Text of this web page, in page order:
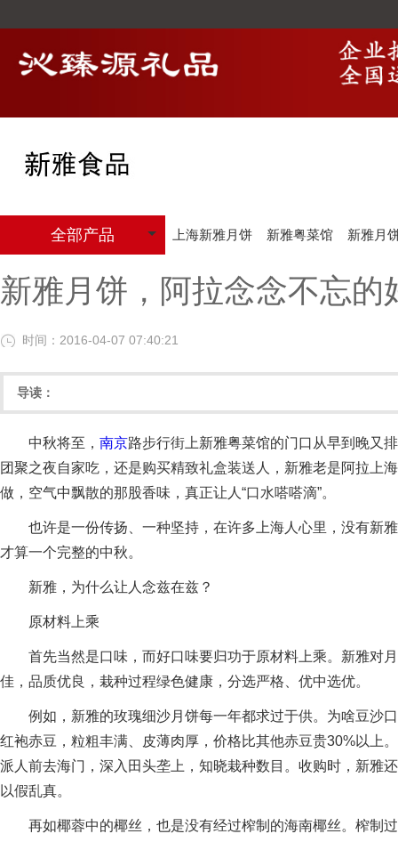
全部产品 上海新雅月饼 新雅粤菜馆 新雅月
新雅月饼，阿拉念念不忘的
时间：2016-04-07 07:40:21
导读：
中秋将至， 南京路步行街上新雅粤菜馆的门口从早到晚又
团聚之夜自家吃，还是购买精致礼盒装送人，新雅老是阿拉上
做，空气中飘散的那股香味，真正让人“口水嗒嗒滴”。
也许是一份传扬、一种坚持，在许多上海人心里，没有新
才算一个完整的中秋。
新雅，为什么让人念兹在兹？
原材料上乘
首先当然是口味，而好口味要归功于原材料上乘。新雅对
佳，品质优良，栽种过程绿色健康，分选严格、优中选优。
例如，新雅的玫瑰细沙月饼每一年都求过于供。为啥豆沙
红袍赤豆，粒粗丰满、皮薄肉厚，价格比其他赤豆贵30%以上
派人前去海门，深入田头垄上，知晓栽种数目。收购时，新雅
以假乱真。
再如椰蓉中的椰丝，也是没有经过榨制的海南椰丝。榨制